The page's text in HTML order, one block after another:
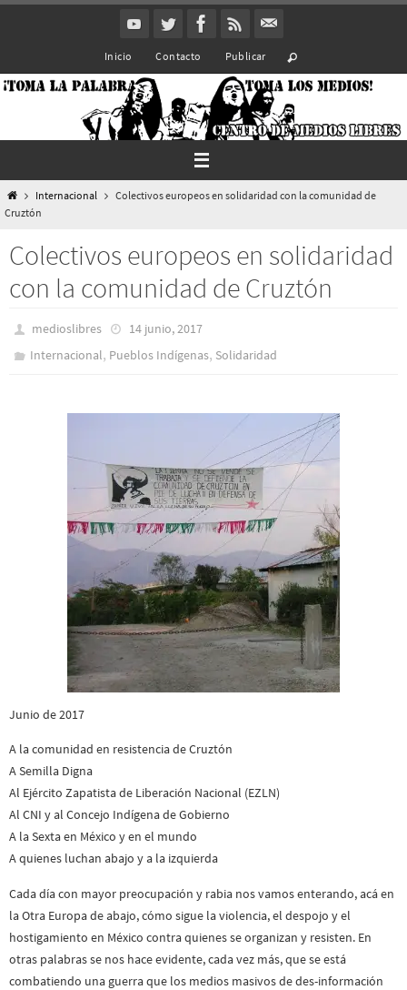
Inicio Contacto Publicar
InicioInternacional
Colectivos europeos en solidaridad con la comunidad de
Cruztón
Colectivos europeos en solidaridad
con la comunidad de Cruztón
medioslibres
14 junio, 2017
Internacional, Pueblos Indí­genas, Solidaridad
Junio de 2017
A la comunidad en resistencia de Cruztón
A Semilla Digna
Al Ejército Zapatista de Liberación Nacional (EZLN)
Al CNI y al Concejo Indígena de Gobierno
A la Sexta en México y en el mundo
A quienes luchan abajo y a la izquierda
Cada día con mayor preocupación y rabia nos vamos enterando, acá en
la Otra Europa de abajo, cómo sigue la violencia, el despojo y el
hostigamiento en México contra quienes se organizan y resisten. En
otras palabras se nos hace evidente, cada vez más, que se está
combatiendo una guerra que los medios masivos de des-información